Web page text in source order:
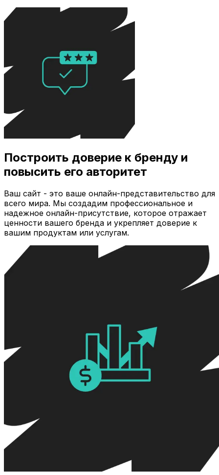
Построить доверие к бренду и
повысить его авторитет
Ваш сайт - это ваше онлайн-представительство для
всего мира. Мы создадим профессиональное и
надежное онлайн-присутствие, которое отражает
ценности вашего бренда и укрепляет доверие к
вашим продуктам или услугам.